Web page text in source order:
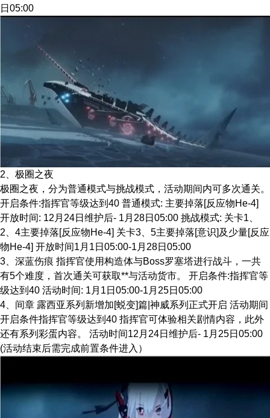
日05:00
2、极圈之夜
极圈之夜，分为普通模式与挑战模式，活动期间内可多次通关。
开启条件:指挥官等级达到40 普通模式: 主要掉落[反应物He-4]
开放时间: 12月24日维护后- 1月28日05:00 挑战模式: 关卡1、
2、4主要掉落[反应物He-4] 关卡3、5主要掉落[意识]及少量[反应
物He-4] 开放时间1月1日05:00-1月28日05:00
3、深蓝伤痕 指挥官使用构造体与Boss罗塞塔进行战斗，一共
有5个难度，首次通关可获取**与活动货市。 开启条件:指挥官等
级达到40 活动时间: 1月1日05:00-1月25日05:00
4、间章 露西亚系列新增加[蜕变]篇|神威系列正式开启 活动期间
开启条件指挥官等级达到40 指挥官可体验相关剧情内容，此外
还有系列彩蛋内容。 活动时间12月24日维护后- 1月25日05:00
(活动结束后需完成前置条件进入）